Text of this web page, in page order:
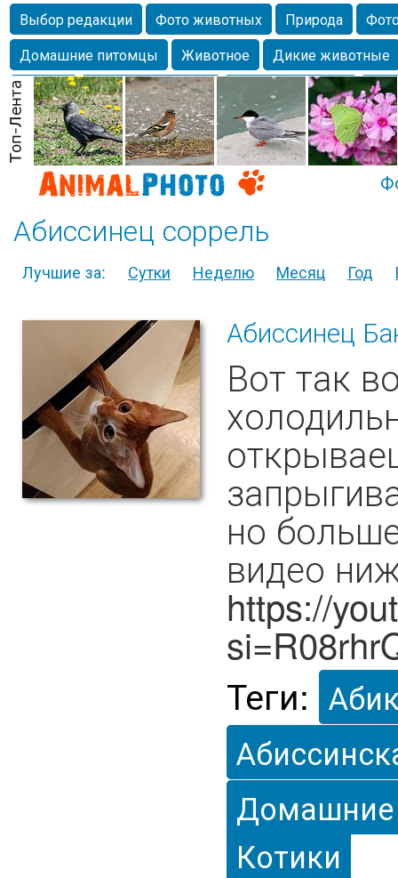
Выбор редакции Фото животных Природа
Домашние питомцы
Животное
Дикие животные
Собаки
Alexanderandronik Млекопитающие
Морда
Собачка Осень Портрет
Домашние
Насекомое
Коты Lebert Дикие птицы Утка
Абиссинец соррель
Лучшие за: Сутки Неделю Месяц Год
Абиссинец
Вот так
но
видео
https://
Теги:
Котики